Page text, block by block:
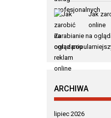
Jak
online
Zarabianie na
coraz
ARCHIWA
lipiec 2026